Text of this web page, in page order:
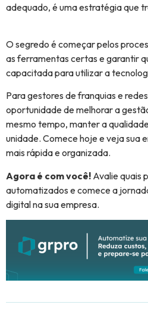
adequado, é uma estratégia que
O segredo é começar pelos
as ferramentas certas e garantir
capacitada para utilizar a
Para gestores de franquias e
oportunidade de melhorar a
mesmo tempo, manter a
unidade. Comece hoje e veja sua
mais rápida e organizada.
Agora é com você! Avalie quais
automatizados e comece a
digital na sua empresa.